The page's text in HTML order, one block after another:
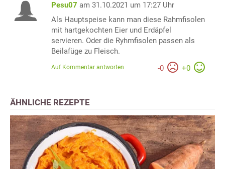
Pesu07 am 31.10.2021 um 17:27 Uhr
Als Hauptspeise kann man diese Rahmfisolen
mit hartgekochten Eier und Erdäpfel
servieren. Oder die Ryhmfisolen passen als
Beilafüge zu Fleisch.
-0 +0
Auf Kommentar antworten
ÄHNLICHE REZEPTE